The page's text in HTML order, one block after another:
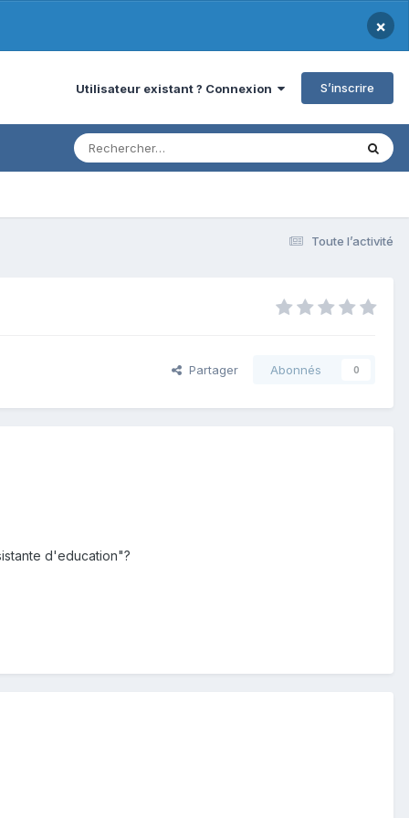
×
Utilisateur existant ? Connexion S’inscrire
Toute l’activité
Partager Abonnés 0
d'education"?